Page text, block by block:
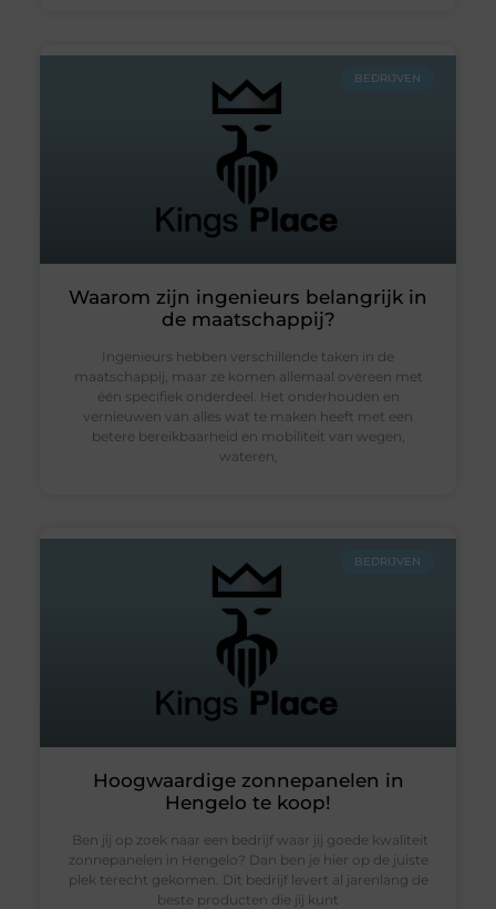
BEDRIJVEN
Waarom zijn ingenieurs belangrijk in
de maatschappij?
Ingenieurs hebben verschillende taken in de
maatschappij, maar ze komen allemaal overeen met
één specifiek onderdeel. Het onderhouden en
vernieuwen van alles wat te maken heeft met een
betere bereikbaarheid en mobiliteit van wegen,
wateren,
BEDRIJVEN
Hoogwaardige zonnepanelen in
Hengelo te koop!
Ben jij op zoek naar een bedrijf waar jij goede kwaliteit
zonnepanelen in Hengelo? Dan ben je hier op de juiste
plek terecht gekomen. Dit bedrijf levert al jarenlang de
beste producten die jij kunt